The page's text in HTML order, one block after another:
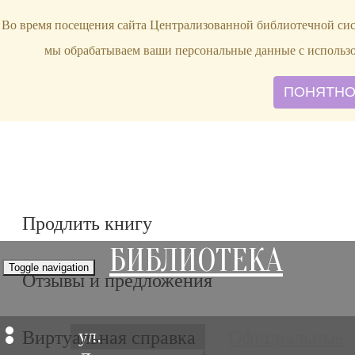
bibl-serv@mail.ru
Продлить книгу
Отзывы и предложения
Виртуальная справка
ул.
Toggle navigation БИБЛИОТЕКА
Во время посещения сайта Централизованной библиотечной
мы обрабатываем ваши персональные данные с
ПОНЯТНО